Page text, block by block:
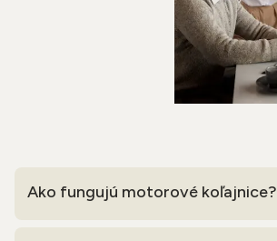
Ako fungujú motorové koľajnice?